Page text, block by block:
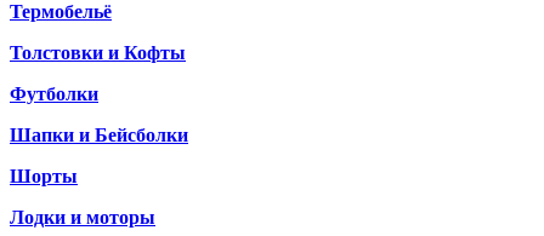
Термобельё
Толстовки и Кофты
Футболки
Шапки и Бейсболки
Шорты
Лодки и моторы